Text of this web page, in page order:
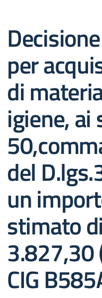
per
di
igiene, ai
del
un
stimato
3.827,30
CIG